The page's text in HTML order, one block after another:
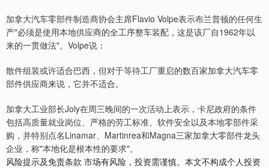
加拿大汽车零部件制造商协会主席Flavio Volpe表示布兰普顿的任何生
产"必须是使用本地供应商的全工序整车装配，这是该厂自1962年以
来的一贯做法"。Volpe说：
散件组装或许适合巴西，但对于等待工厂重启的数百家加拿大汽车零
部件供应商来说，它并不适合。
加拿大工业部长Joly在周三晚间的一次活动上表示，卡尼政府的条件
包括高质量就业岗位、严格的劳工标准、软件安全以及本地零部件采
购，并特别点名Linamar、Martinrea和Magna三家加拿大零部件龙头
企业，称"本地化是根本性的要求"。
风险提示及免责条款 市场有风险，投资需谨慎。本文不构成个人投资